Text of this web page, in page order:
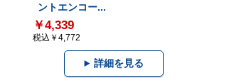
ントエンコー...
￥4,339
税込￥4,772
詳細を見る